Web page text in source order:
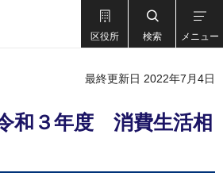
区役所 検索 メニュー
最終更新日 2022年7月4日
和３年度 消費生活相